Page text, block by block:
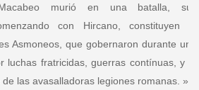
murió en una batalla, sus
con Hircano, constituyen la
Asmoneos, que gobernaron durante una
luchas fratricidas, guerras contínuas, y la
las avasalladoras legiones romanas. »